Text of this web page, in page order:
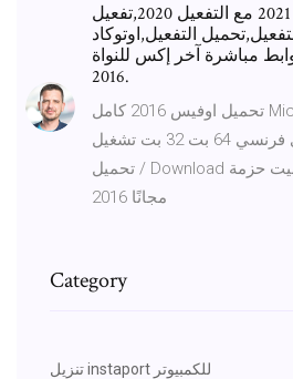
تحميل برنامج الأتوكاد 2021 مع التفعيل 2020,تفعيل
التفعيل,تحميل التفعيل,اوتوكاد
مباشرة آخر إكس للنواة
2016.
تحميل اوفيس 2016 كامل Microsoft Office 2016
عربي انجليزي فرنسي 64 بت 32 بت تشغيل / Preview
تحميل / Download كيفية تحميل وتثبيت حزمة Office
2016 مجانًا
Category
تنزيل instaport للكمبيوتر